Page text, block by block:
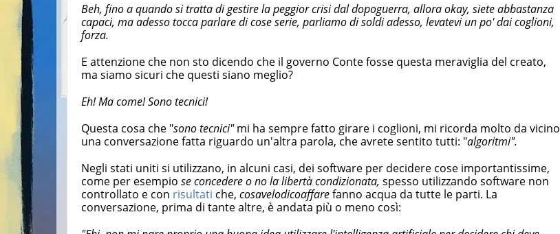
Beh, fino a quando si tratta di gestire la peggior crisi dal dopoguerra, allora okay, siete abbastanza
capaci, ma adesso tocca parlare di cose serie, parliamo di soldi adesso, levatevi un po' dai coglioni,
forza.
E attenzione che non sto dicendo che il governo Conte fosse questa meraviglia del creato,
ma siamo sicuri che questi siano meglio?
Eh! Ma come! Sono tecnici!
Questa cosa che "sono tecnici"mi ha sempre fatto girare i coglioni, mi ricorda molto da vicino
una conversazione fatta riguardo un'altra parola, che avrete sentito tutti: "algoritmi".
Negli stati uniti si utilizzano, in alcuni casi, dei software per decidere cose importantissime,
come per esempio se concedere o no la libertà condizionata, spesso utilizzando software non
controllato e con risultati che, cosavelodicoaffarefanno acqua da tutte le parti. La
conversazione, prima di tante altre, è andata più o meno così: